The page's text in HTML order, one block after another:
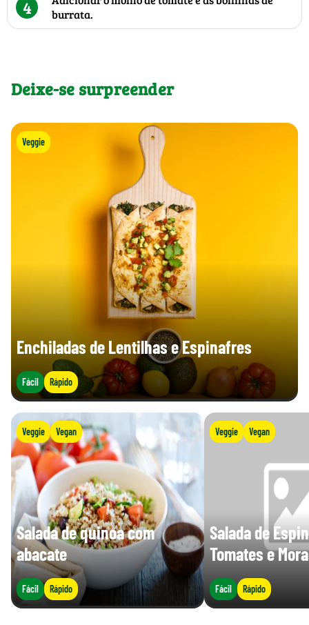
4
burrata.
Deixe-se surpreender
Veggie
Enchiladas de Lentilhas e Espinafres
Fácil Rápido
Veggie Vegan
Salada de quinoa com
abacate
Fácil Rápido
Veggie Vegan
Salada de
Tomates e
Fácil Rápido